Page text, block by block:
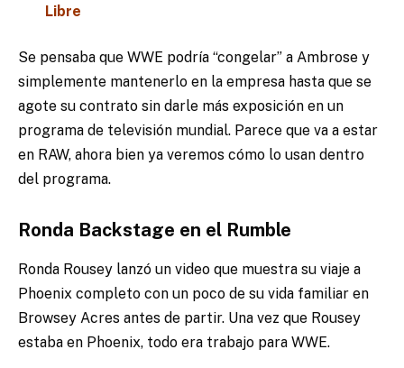
Libre
Se pensaba que WWE podría “congelar” a Ambrose y
simplemente mantenerlo en la empresa hasta que se
agote su contrato sin darle más exposición en un
programa de televisión mundial. Parece que va a estar
en RAW, ahora bien ya veremos cómo lo usan dentro
del programa.
Ronda Backstage en el Rumble
Ronda Rousey lanzó un video que muestra su viaje a
Phoenix completo con un poco de su vida familiar en
Browsey Acres antes de partir. Una vez que Rousey
estaba en Phoenix, todo era trabajo para WWE.